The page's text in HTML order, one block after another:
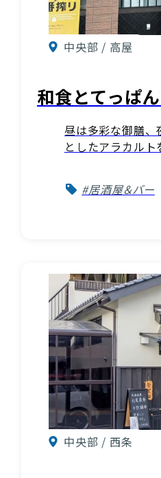
中央部 / 高屋
和食とてっぱ
昼は多彩な御膳、
としたアラカルト
#居酒屋＆バー
中央部 / 西条